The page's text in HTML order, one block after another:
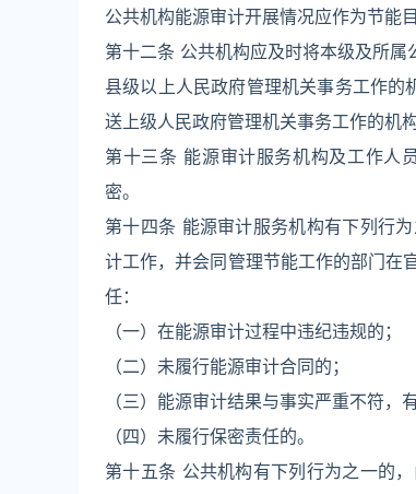
公共机构能源审计开展情况应作为节能
第十二条 公共机构应及时将本级及所属
县级以上人民政府管理机关事务工作
送上级人民政府管理机关事务工作的机
第十三条 能源审计服务机构及工作人
密。
第十四条 能源审计服务机构有下列行
计工作，并会同管理节能工作的部门在
任：
（一）在能源审计过程中违纪违规的；
（二）未履行能源审计合同的；
（三）能源审计结果与事实严重不符，
（四）未履行保密责任的。
第十五条 公共机构有下列行为之一的